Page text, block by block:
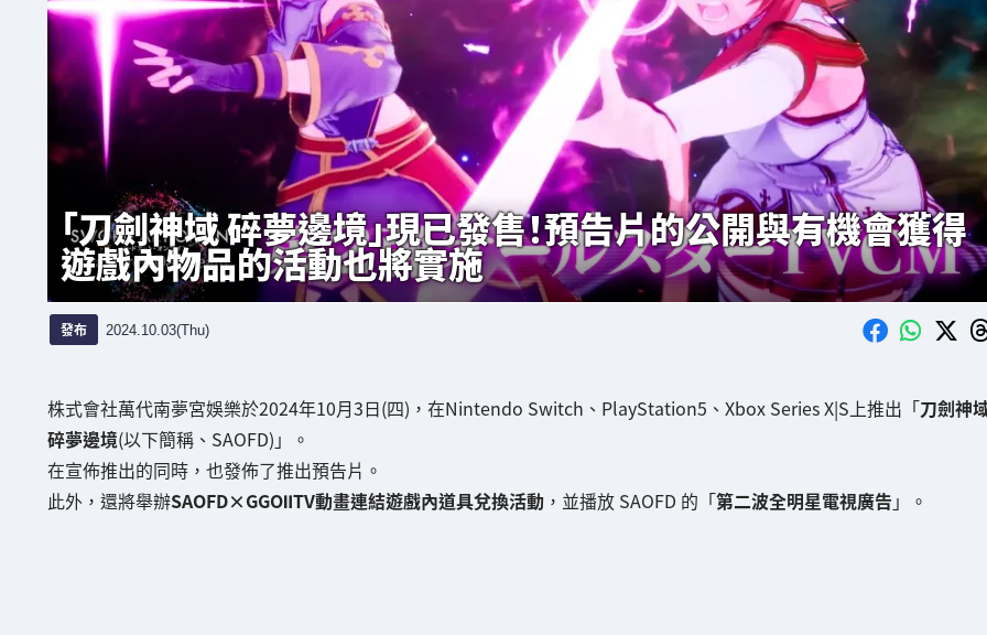
「刀劍神域 碎夢邊境」現已發售！預告片的公開與有機會獲得
遊戲內物品的活動也將實施
發布 2024.10.03(Thu)
株式會社萬代南夢宮娛樂於2024年10月3日(四)，在Nintendo Switch、PlayStation5、Xbox Series X|S上推出「刀劍神
碎夢邊境(以下簡稱、SAOFD)」。
在宣佈推出的同時，也發佈了推出預告片。
此外，還將舉辦SAOFD×GGOⅡTV動畫連結遊戲內道具兌換活動，並播放 SAOFD 的「第二波全明星電視廣告 」。